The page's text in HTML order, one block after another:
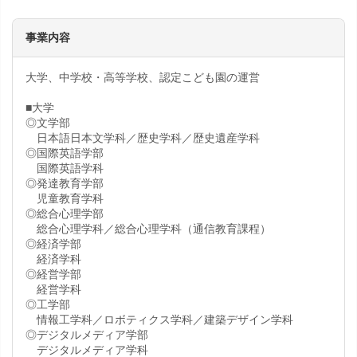
事業内容
大学、中学校・高等学校、認定こども園の運営
■大学
◎文学部
日本語日本文学科／歴史学科／歴史遺産学科
◎国際英語学部
国際英語学科
◎発達教育学部
児童教育学科
◎総合心理学部
総合心理学科／総合心理学科（通信教育課程）
◎経済学部
経済学科
◎経営学部
経営学科
◎工学部
情報工学科／ロボティクス学科／建築デザイン学科
◎デジタルメディア学部
デジタルメディア学科